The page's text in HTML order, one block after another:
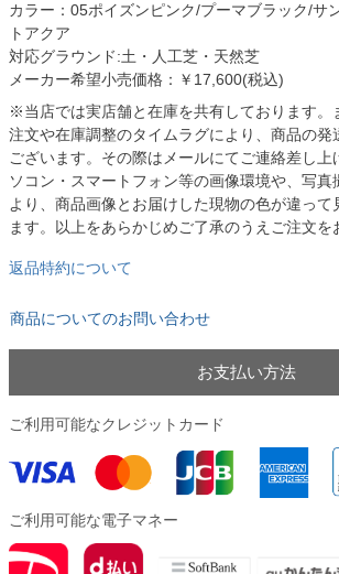
カラー：05ポイズンピンク/プーマブラック/サ
トアクア
対応グラウンド:土・人工芝・天然芝
メーカー希望小売価格：￥17,600(税込)
※当店では実店舗と在庫を共有しております。
注文や在庫調整のタイムラグにより、商品の発
ございます。その際はメールにてご連絡差し上
ソコン・スマートフォン等の画像環境や、写真
より、商品画像とお届けした現物の色が違って
ます。以上をあらかじめご了承のうえご注文を
返品特約について
商品についてのお問い合わせ
お支払い方法
ご利用可能なクレジットカード
ご利用可能な電子マネー